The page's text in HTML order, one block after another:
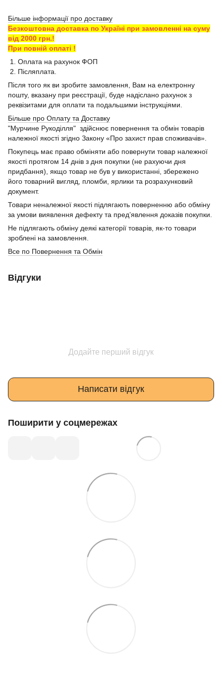
Більше інформації про доставку
Безкоштовна доставка по Україні при замовленні на суму
від 2000 грн.!
При повній оплаті !
1. Оплата на рахунок ФОП
2. Післяплата.
Після того як ви зробите замовлення, Вам на електронну
пошту, вказану при реєстрації, буде надіслано рахунок з
реквізитами для оплати та подальшими інструкціями.
Більше про Оплату та Доставку
"Мурчине Рукоділля" здійснює повернення та обмін товарів
належної якості згідно Закону «Про захист прав споживачів».
Покупець має право обміняти або повернути товар належної
якості протягом 14 днів з дня покупки (не рахуючи дня
придбання), якщо товар не був у використанні, збережено
його товарний вигляд, пломби, ярлики та розрахунковий
документ.
Товари неналежної якості підлягають поверненню або обміну
за умови виявлення дефекту та пред’явлення доказів покупки.
Не підлягають обміну деякі категорії товарів, як-то товари
зроблені на замовлення.
Все по Повернення та Обмін
Відгуки
Додайте перший відгук
Написати відгук
Поширити у соцмережах